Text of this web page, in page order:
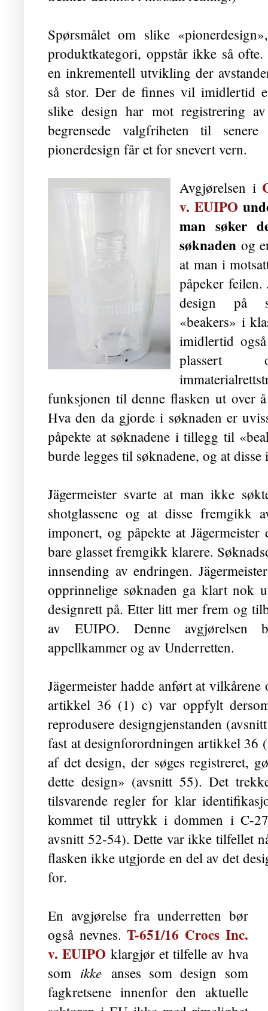
Spørsmålet om slike
produktkategori, oppstår ikke så
en inkrementell utvikling der
så stor. Der de finnes vil imidlertid
slike design har mot registrering
begrensede valgfriheten til
pionerdesign får et for snevert vern.
Avgjørelsen i
v. EUIPO
man søker
søknaden og
at man i
påpeker
design på
«beakers» i
imidlertid
plassert
funksjonen til denne flasken ut over
Hva den da gjorde i søknaden er
påpekte at søknadene i tillegg til
burde legges til søknadene, og at
Jägermeister svarte at man ikke
shotglassene og at disse fremgikk
imponert, og påpekte at
bare glasset fremgikk klarere.
innsending av endringen.
opprinnelige søknaden ga klart nok
designrett på. Etter litt mer frem og
av EUIPO. Denne avgjørelsen
appellkammer og av Underretten.
Jägermeister hadde anført at
artikkel 36 (1) c) var oppfylt
reprodusere designgjenstanden
fast at designforordningen artikkel 36
af det design, der søges registreret,
dette design» (avsnitt 55). Det
tilsvarende regler for klar
kommet til uttrykk i dommen i C-
avsnitt 52-54). Dette var ikke tilfellet
flasken ikke utgjorde en del av det
for.
En avgjørelse fra underretten bør
også nevnes.T-651/16 Crocs Inc.
v. EUIPO klargjør et tilfelle av hva
som ikke anses som design som
fagkretsene innenfor den aktuelle